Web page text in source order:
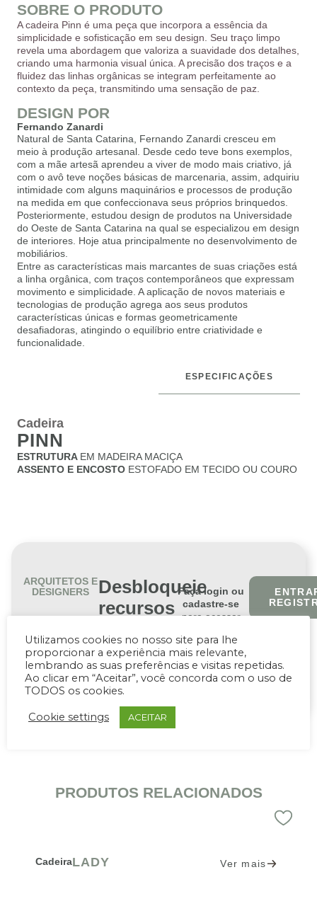
SOBRE O PRODUTO
A cadeira Pinn é uma peça que incorpora a essência da
simplicidade e sofisticação em seu design. Seu traço limpo
revela uma abordagem que valoriza a suavidade dos detalhes,
criando uma harmonia visual única. A precisão dos traços e a
fluidez das linhas orgânicas se integram perfeitamente ao
contexto da peça, transmitindo uma sensação de paz.
DESIGN POR
Fernando Zanardi
Natural de Santa Catarina, Fernando Zanardi cresceu em
meio à produção artesanal. Desde cedo teve bons exemplos,
com a mãe artesã aprendeu a viver de modo mais criativo, já
com o avô teve noções básicas de marcenaria, assim, adquiriu
intimidade com alguns maquinários e processos de produção
na medida em que confeccionava seus próprios brinquedos.
Posteriormente, estudou design de produtos na Universidade
do Oeste de Santa Catarina na qual se especializou em design
de interiores. Hoje atua principalmente no desenvolvimento de
mobiliários.
Entre as características mais marcantes de suas criações está
a linha orgânica, com traços contemporâneos que expressam
movimento e simplicidade. A aplicação de novos materiais e
tecnologias de produção agrega aos seus produtos
características únicas e formas geometricamente
desafiadoras, atingindo o equilíbrio entre criatividade e
funcionalidade.
ESPECIFICAÇÕES
Cadeira
PINN
ESTRUTURA EM MADEIRA MACIÇA
ASSENTO E ENCOSTO ESTOFADO EM TECIDO OU COURO
ARQUITETOS E
DESIGNERS
Desbloqueie
recursos
para
profissionais
Faça login ou
cadastre-se
para acessar
técnicos e
arquivos 3D dos
produtos.
PRODUTOS RELACIONADOS
CadeiraLADY Ver mais
Utilizamos cookies no nosso site para lhe
proporcionar a experiência mais relevante,
lembrando as suas preferências e visitas repetidas.
Ao clicar em “Aceitar”, você concorda com o uso de
TODOS os cookies.
Cookie settings ACEITAR